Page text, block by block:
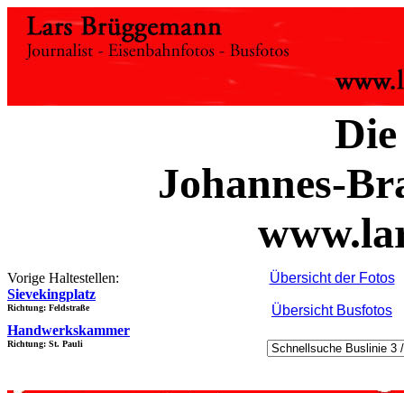
Johannes-
Vorige Haltestellen:
Sievekingplatz
Richtung: Feldstraße
Handwerkskammer
Richtung: St. Pauli
Übersicht der Fotos
Übersicht Busfotos